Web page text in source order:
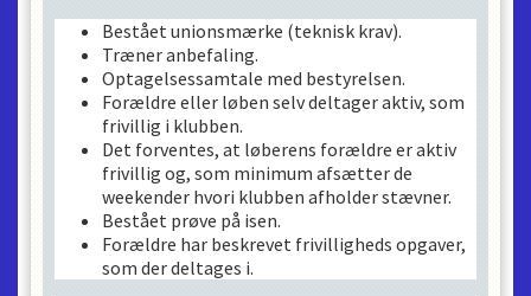
Bestået unionsmærke (teknisk krav).
Træner anbefaling.
Optagelsessamtale med bestyrelsen.
Forældre eller løben selv deltager aktiv, som
frivillig i klubben.
Det forventes, at løberens forældre er aktiv
frivillig og, som minimum afsætter de
weekender hvori klubben afholder stævner.
Bestået prøve på isen.
Forældre har beskrevet frivilligheds opgaver,
som der deltages i.